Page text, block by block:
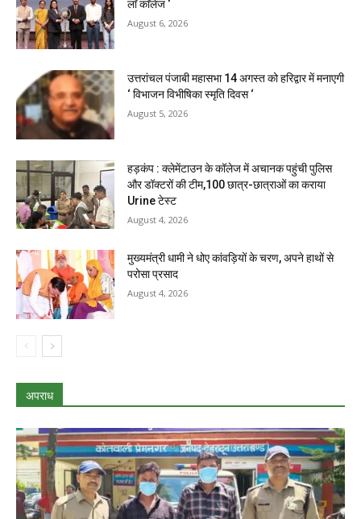
लाॅ काॅलेज ‘
August 6, 2026
उत्तरांचल पंजाबी महासभा 14 अगस्त को हरिद्वार में मनाएगी
‘ विभाजन विभीषिका स्मृति दिवस ‘
August 5, 2026
हड़कंप : क्लेमेंटाउन के कॉलेज में अचानक पहुंची पुलिस
और डॉक्टरों की टीम,100 छात्र-छात्राओं का कराया
Urine टेस्ट
August 4, 2026
मुख्यमंत्री धामी ने धोए कांवड़ियों के चरण, अपने हाथों से
परोसा प्रसाद
August 4, 2026
अपराध